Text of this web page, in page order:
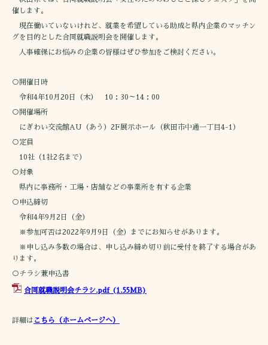
催します。
現在働いていないけれど、就業を希望している助成と県内企業のマッチン
グを目的とした合同就職説明会を開催します。
人事確保にお悩みの企業の皆様はぜひ参加をご検討ください。
○開催日時
令和4年10月20日（木） 10：30～14：00
○開催場所
にぎわい交流館AU（あう）2F展示ホール（秋田市中通一丁目4-1）
○定員
10社（1社2名まで）
○対象
県内に事務所・工場・店舗などの事業所を有する企業
○申込締切
令和4年9月2日（金）
※参加可否は2022年9月9日（金）までにお知らせがあります。
※申し込み多数の場合は、申し込み締め切り前に受付を終了する場合があ
ります。
○チラシ兼申込書
合同就職説明会チラシ.pdf(1.55MB)
詳細は こちら（ホームページへ）